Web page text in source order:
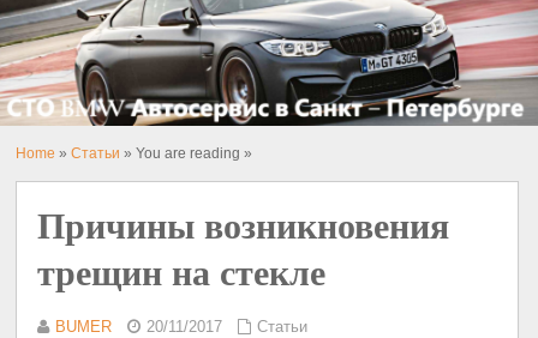
Home »Статьи » You are reading »
Причины возникновения
трещин на стекле
BUMER 20/11/2017 Статьи